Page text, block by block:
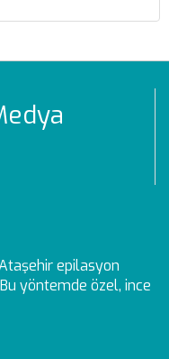
epilasyon
yöntemde özel, ince